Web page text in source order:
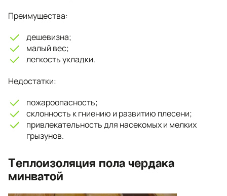
Преимущества:
дешевизна;
малый вес;
легкость укладки.
Недостатки:
пожароопасность;
склонность к гниению и развитию плесени;
привлекательность для насекомых и мелких
грызунов.
Теплоизоляция пола чердака
минватой